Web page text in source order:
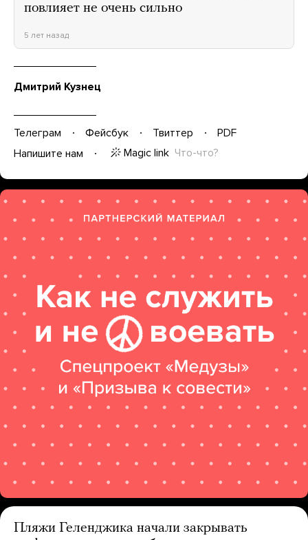
повлияет не очень сильно
5 лет назад
Дмитрий Кузнец
Телеграм Фейсбук Твиттер
PDF
Напишите нам
Magic link Что-что?
Пляжи Геленджика начали закрывать